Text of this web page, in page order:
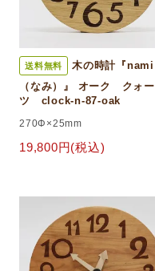
送料無料
木の時計『nami
（なみ）』 オーク クォー
ツ clock-n-87-oak
270Φ×25mm
19,800円(税込)